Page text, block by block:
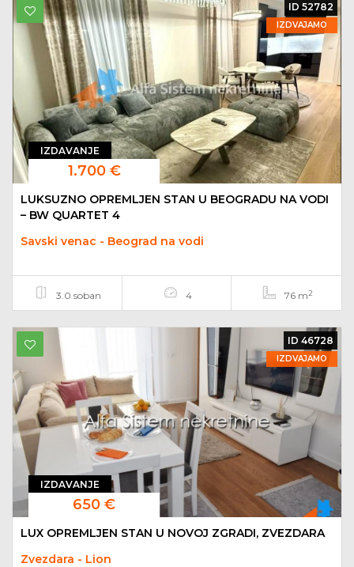
IZDAVANJE
1.700 €
ID 52782
IZDVAJAMO
LUKSUZNO OPREMLJEN STAN U BEOGRADU NA VODI
– BW QUARTET 4
Savski venac - Beograd na vodi
3.0 soban 4 76 m2
IZDAVANJE
650 €
ID 46728
IZDVAJAMO
LUX OPREMLJEN STAN U NOVOJ ZGRADI, ZVEZDARA
Zvezdara - Lion